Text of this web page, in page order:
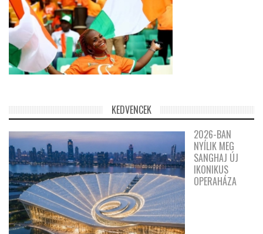
KEDVENCEK
2026-BAN
NYÍLIK MEG
SANGHAJ ÚJ
IKONIKUS
OPERAHÁZA